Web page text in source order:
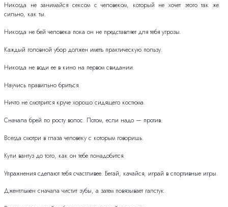
Никогда не занимайся сексом с человеком, который не хочет этого так же
сильно, как ты.
Никогда не бей человека пока он не представляет для тебя угрозы.
Каждый головной убор должен иметь практическую пользу.
Никогда не води ее в кино на первом свидании.
Научись правильно бриться.
Ничто не смотрится круче хорошо сидящего костюма.
Сначала брей по росту волос. Потом, если надо — против.
Всегда смотри в глаза человеку с которым говоришь.
Купи вантуз до того, как он тебе понадобится.
Упражнения сделают тебя счастливее. Бегай, качайся, играй в спортивные игры.
Джентльмен сначала чистит зубы, а затем повязывает галстук.